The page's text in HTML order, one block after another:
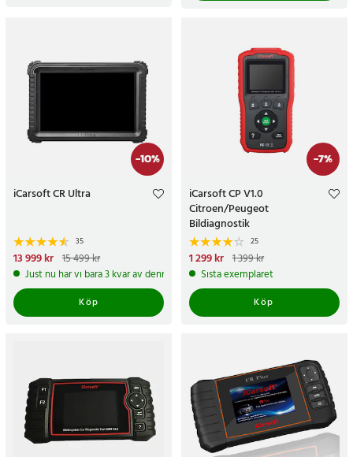
-10%
iCarsoft CR Ultra
35
Nuvarande pris:
13 999 krTidigare pris:15 499 kr
13 999 kr 15 499 kr
Just nu har vi bara 3 kvar av denna produkt
Köp
-7%
iCarsoft CP V1.0
Citroen/Peugeot
Bildiagnostik
25
Nuvarande pris:
1 299 krTidigare pris
1 299 kr 1 399 kr
Sista exemplaret
Köp